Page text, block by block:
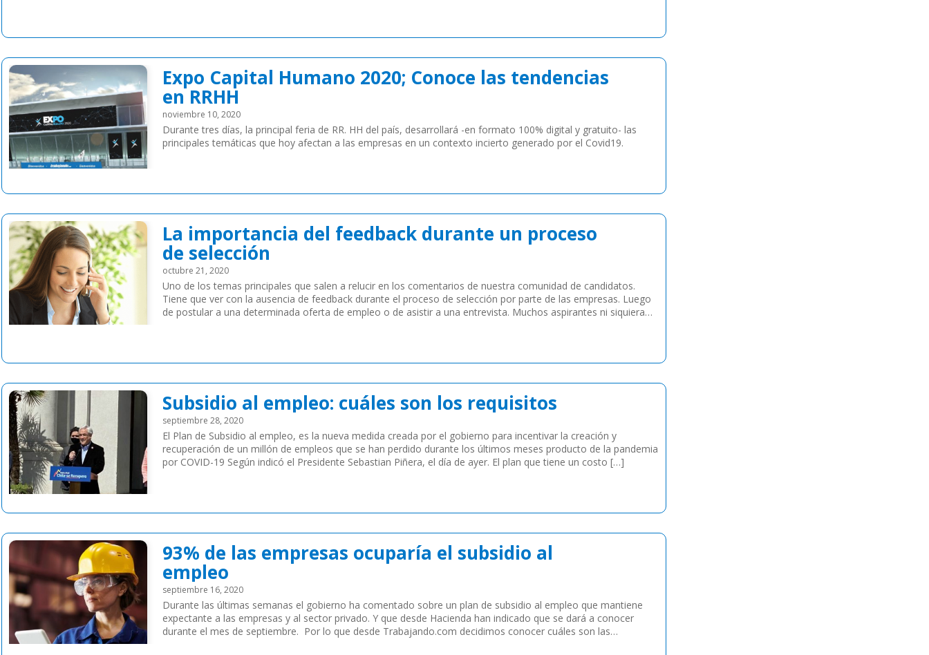
Expo Capital Humano 2020; Conoce las tendencias
en RRHH
noviembre 10, 2020
Durante tres días, la principal feria de RR. HH del país, desarrollará -en formato 100% digital y gratuito- las
principales temáticas que hoy afectan a las empresas en un contexto incierto generado por el Covid19.
La importancia del feedback durante un proceso
de selección
octubre 21, 2020
Uno de los temas principales que salen a relucir en los comentarios de nuestra comunidad de candidatos.
Tiene que ver con la ausencia de feedback durante el proceso de selección por parte de las empresas. Luego
de postular a una determinada oferta de empleo o de asistir a una entrevista. Muchos aspirantes ni siquiera
Subsidio al empleo: cuáles son los requisitos
septiembre 28, 2020
El Plan de Subsidio al empleo, es la nueva medida creada por el gobierno para incentivar la creación y
recuperación de un millón de empleos que se han perdido durante los últimos meses producto de la pandemia
por COVID-19 Según indicó el Presidente Sebastian Piñera, el día de ayer. El plan que tiene un costo […]
93% de las empresas ocuparía el subsidio al
empleo
septiembre 16, 2020
Durante las últimas semanas el gobierno ha comentado sobre un plan de subsidio al empleo que mantiene
expectante a las empresas y al sector privado. Y que desde Hacienda han indicado que se dará a conocer
durante el mes de septiembre. Por lo que desde Trabajando.com decidimos conocer cuáles son las